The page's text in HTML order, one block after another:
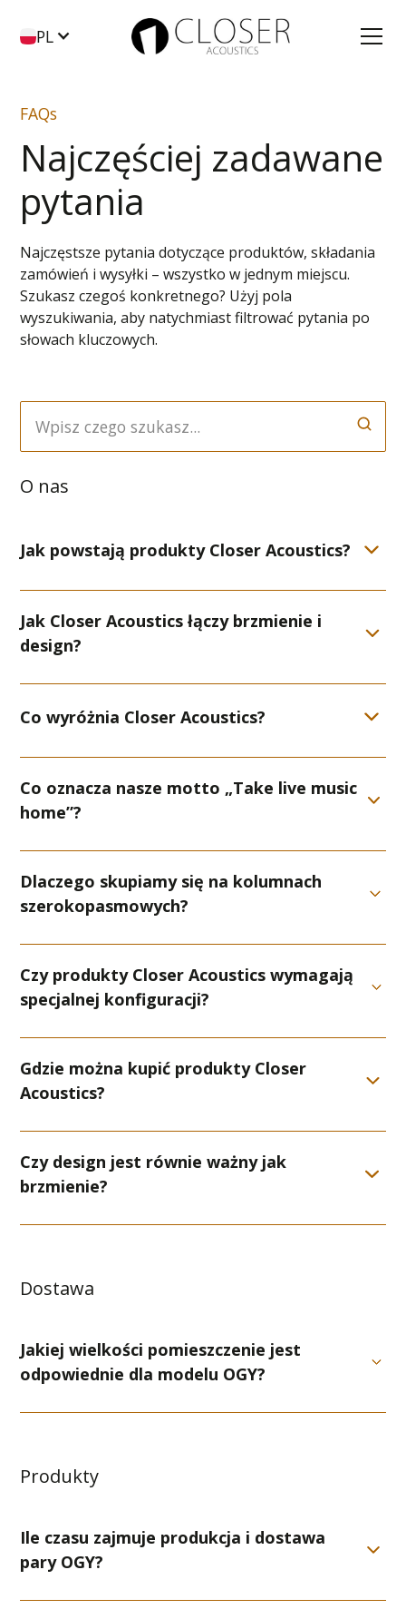
PL
FAQs
Najczęściej zadawane
pytania
Najczęstsze pytania dotyczące produktów, składania
zamówień i wysyłki – wszystko w jednym miejscu.
Szukasz czegoś konkretnego? Użyj pola
wyszukiwania, aby natychmiast filtrować pytania po
słowach kluczowych.
O nas
Jak powstają produkty Closer Acoustics?
Jak Closer Acoustics łączy brzmienie i
design?
Co wyróżnia Closer Acoustics?
Co oznacza nasze motto „Take live music
home”?
Dlaczego skupiamy się na kolumnach
szerokopasmowych?
Czy produkty Closer Acoustics wymagają
specjalnej konfiguracji?
Gdzie można kupić produkty Closer
Acoustics?
Czy design jest równie ważny jak
brzmienie?
Dostawa
Jakiej wielkości pomieszczenie jest
odpowiednie dla modelu OGY?
Produkty
Ile czasu zajmuje produkcja i dostawa
pary OGY?